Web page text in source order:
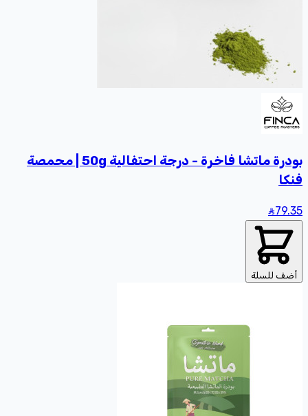
بودرة ماتشا فاخرة - درجة احتفالية 50g | محمصة
فنكا
79.35
أضف للسلة